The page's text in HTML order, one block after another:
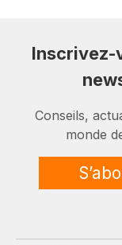
Inscrivez-
Conseils,
monde